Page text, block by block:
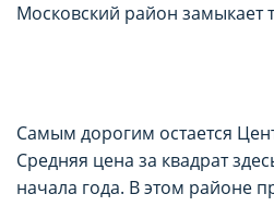
Московский район замыкает
Самым дорогим остается
Средняя цена за квадрат
начала года. В этом районе